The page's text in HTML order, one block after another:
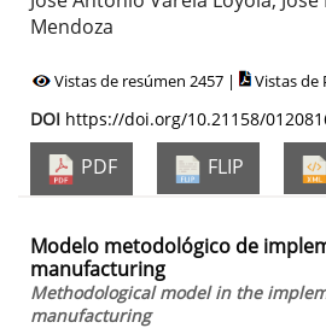
Mendoza
Vistas de resúmen 2457 | Vistas de
DOI https://doi.org/10.21158/
PDF FLIP
Modelo metodológico de
manufacturing
Methodological model in the
manufacturing